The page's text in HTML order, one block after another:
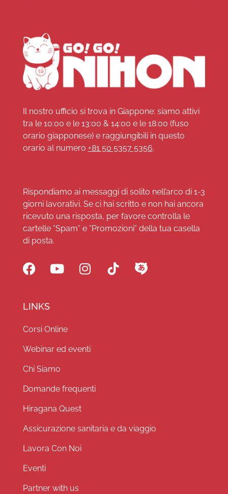
Il nostro ufficio si trova in Giappone; siamo attivi
tra le 10:00 e le 13:00 & 14:00 e le 18:00 (fuso
orario giapponese) e raggiungibili in questo
orario al numero +81 50 5357 5356.
Rispondiamo ai messaggi di solito nell’arco di 1-3
giorni lavorativi. Se ci hai scritto e non hai ancora
ricevuto una risposta, per favore controlla le
cartelle “Spam” e “Promozioni” della tua casella
di posta.
LINKS
Corsi Online
Webinar ed eventi
Chi Siamo
Domande frequenti
Hiragana Quest
Assicurazione sanitaria e da viaggio
Lavora Con Noi
Eventi
Partner with us